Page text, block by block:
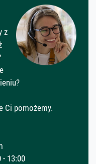
z
Ci pomożemy.
- 13:00